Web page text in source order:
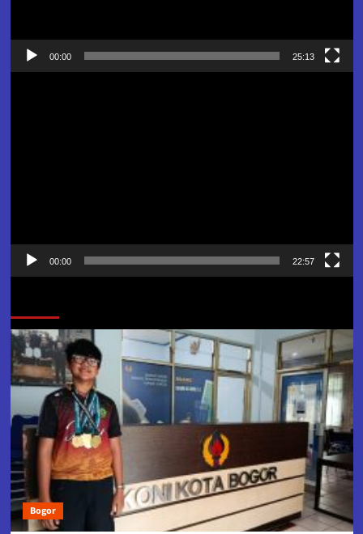
00:00 25:13
00:00 22:57
Bogor